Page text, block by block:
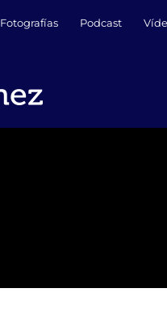
Fotografías Podcast